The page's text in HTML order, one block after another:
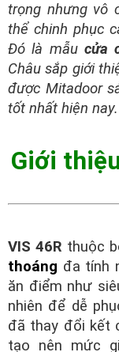
trọng nhưng vô
thể chinh phục
Đó là mẫu cửa
Châu sắp giới
được Mitadoor
tốt nhất hiện nay.
Giới
VIS 46R thuộc
thoáng đa tính
ăn điểm như
nhiên để dễ
đã thay đổi kết
tạo nên mức